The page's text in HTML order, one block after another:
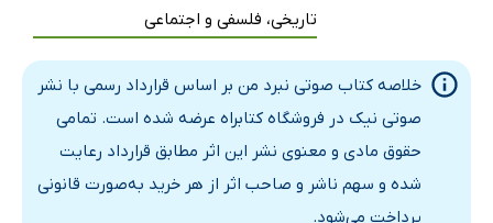
تاریخی، فلسفی و اجتماعی
خلاصه کتاب صوتی نبرد من بر اساس قرارداد رسمی با نشر
صوتی نیک در فروشگاه کتابراه عرضه شده است. تمامی
حقوق مادی و معنوی نشر این اثر مطابق قرارداد رعایت
شده و سهم ناشر و صاحب اثر از هر خرید به‌صورت قانونی
پرداخت می‌شود.